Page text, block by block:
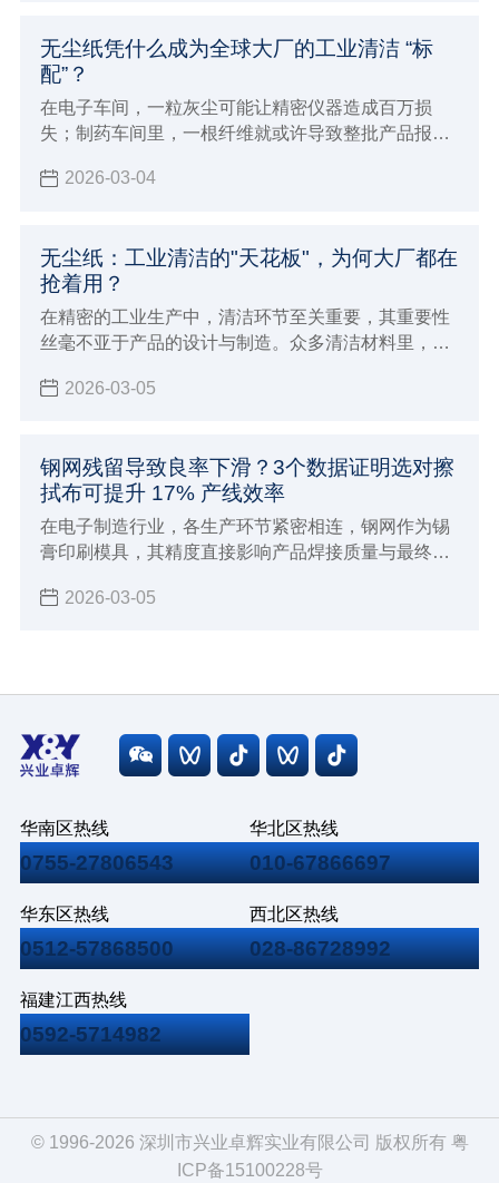
无尘纸凭什么成为全球大厂的工业清洁 “标
配”？
在电子车间，一粒灰尘可能让精密仪器造成百万损
失；制药车间里，一根纤维就或许导致整批产品报
洁革命”，而核心 “武器”，竟是看似普通的无尘纸。
2026-03-04
无尘纸：工业清洁的"天花板"，为何大厂都在
抢着用？
在精密的工业生产中，清洁环节至关重要，其重要性
丝毫不亚于产品的设计与制造。众多清洁材料里，无
“清洁神器”，堪称工业清洁领域的 “天花板”。
2026-03-05
钢网残留导致良率下滑？3个数据证明选对擦
拭布可提升 17% 产线效率
在电子制造行业，各生产环节紧密相连，钢网作为锡
膏印刷模具，其精度直接影响产品焊接质量与最终良
2026-03-05
华南区热线
0755-27806543
华北区热线
010-67866697
华东区热线
0512-57868500
西北区热线
028-86728992
福建江西热线
0592-5714982
© 1996-2026 深圳市兴业卓辉实业有限公司 版权所有 粤
ICP备15100228号